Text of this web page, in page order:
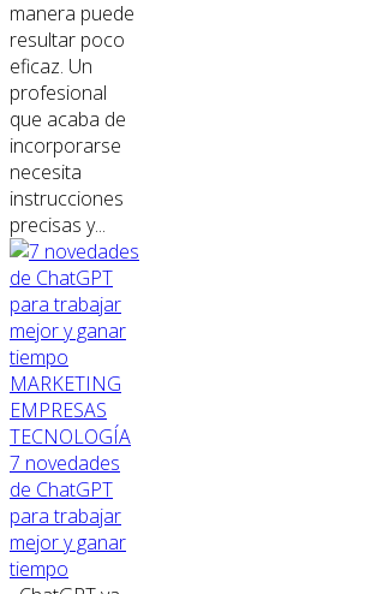
manera puede
resultar poco
eficaz. Un
profesional
que acaba de
incorporarse
necesita
instrucciones
precisas y...
MARKETING
EMPRESAS
TECNOLOGÍA
7 novedades
de ChatGPT
para trabajar
mejor y ganar
tiempo